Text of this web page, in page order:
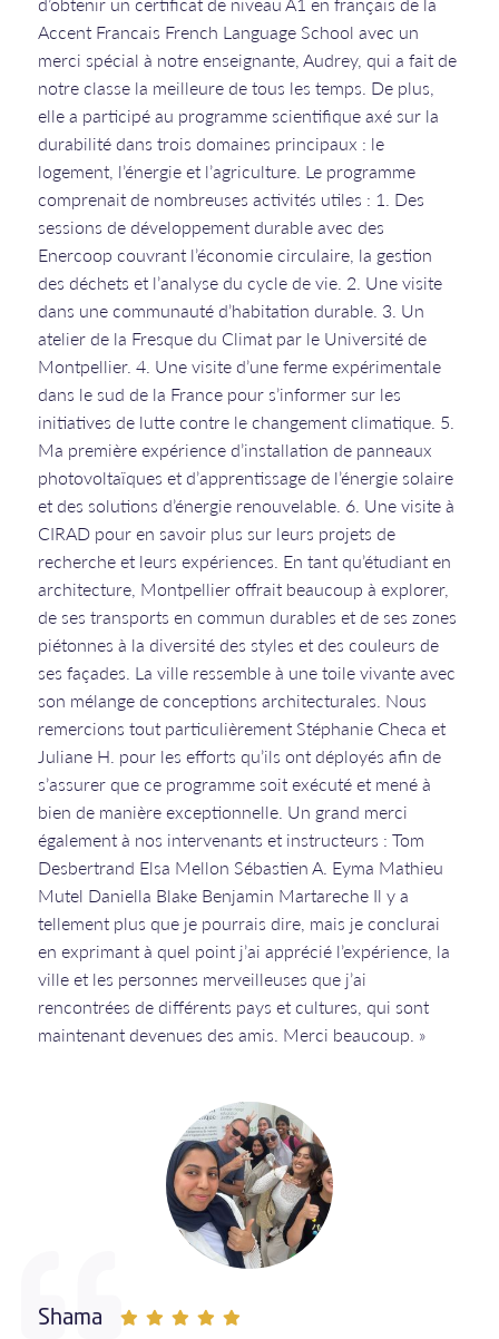
Accent Francais French Language School avec un
merci spécial à notre enseignante, Audrey, qui a fait de
notre classe la meilleure de tous les temps. De plus,
elle a participé au programme scientifique axé sur la
durabilité dans trois domaines principaux : le
logement, l’énergie et l’agriculture. Le programme
comprenait de nombreuses activités utiles : 1. Des
sessions de développement durable avec des
Enercoop couvrant l’économie circulaire, la gestion
des déchets et l’analyse du cycle de vie. 2. Une visite
dans une communauté d’habitation durable. 3. Un
atelier de la Fresque du Climat par le Université de
Montpellier. 4. Une visite d’une ferme expérimentale
dans le sud de la France pour s’informer sur les
initiatives de lutte contre le changement climatique. 5.
Ma première expérience d’installation de panneaux
photovoltaïques et d’apprentissage de l’énergie solaire
et des solutions d’énergie renouvelable. 6. Une visite à
CIRAD pour en savoir plus sur leurs projets de
recherche et leurs expériences. En tant qu’étudiant en
architecture, Montpellier offrait beaucoup à explorer,
de ses transports en commun durables et de ses zones
piétonnes à la diversité des styles et des couleurs de
ses façades. La ville ressemble à une toile vivante avec
son mélange de conceptions architecturales. Nous
remercions tout particulièrement Stéphanie Checa et
Juliane H. pour les efforts qu’ils ont déployés afin de
s’assurer que ce programme soit exécuté et mené à
bien de manière exceptionnelle. Un grand merci
également à nos intervenants et instructeurs : Tom
Desbertrand Elsa Mellon Sébastien A. Eyma Mathieu
Mutel Daniella Blake Benjamin Martareche Il y a
tellement plus que je pourrais dire, mais je conclurai
en exprimant à quel point j’ai apprécié l’expérience, la
ville et les personnes merveilleuses que j’ai
rencontrées de différents pays et cultures, qui sont
maintenant devenues des amis. Merci beaucoup. »
Shama